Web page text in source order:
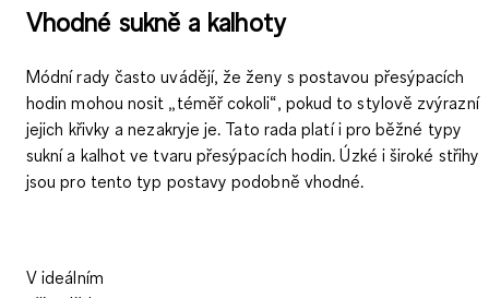
Vhodné sukně a kalhoty
Módní rady často uvádějí, že ženy s postavou přesýpacích
hodin mohou nosit „téměř cokoli“, pokud to stylově zvýrazní
jejich křivky a nezakryje je. Tato rada platí i pro běžné typy
sukní a kalhot ve tvaru přesýpacích hodin. Úzké i široké střihy
jsou pro tento typ postavy podobně vhodné.
V ideálním